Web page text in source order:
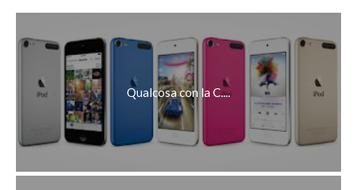
Qualcosa con la C....